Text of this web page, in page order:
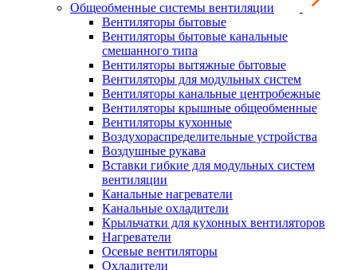
Общеобменные системы вентиляции
Вентиляторы бытовые
Вентиляторы бытовые канальные
смешанного типа
Вентиляторы вытяжные бытовые
Вентиляторы для модульных систем
Вентиляторы канальные центробежные
Вентиляторы крышные общеобменные
Вентиляторы кухонные
Воздухораспределительные устройства
Воздушные рукава
Вставки гибкие для модульных систем
вентиляции
Канальные нагреватели
Канальные охладители
Крыльчатки для кухонных вентиляторов
Нагреватели
Осевые вентиляторы
Охладители